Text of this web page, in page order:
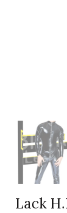
Lack